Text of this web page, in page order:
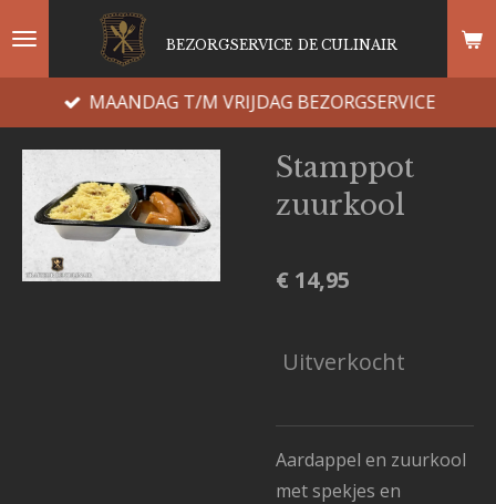
hoofdinhoud
BEZORGSERVICE DE CULINAIR
MAANDAG T/M VRIJDAG BEZORGSERVICE
Stamppot
zuurkool
€ 14,95
Uitverkocht
Aardappel en zuurkool
met spekjes en